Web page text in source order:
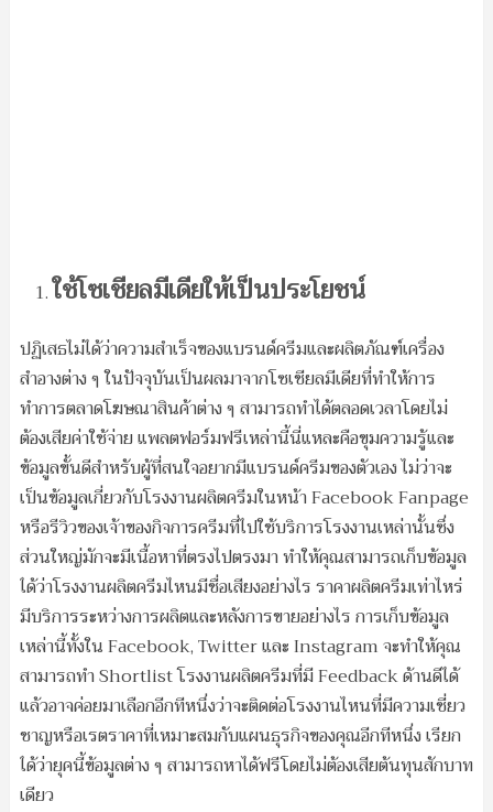
ใช้โซเชียลมีเดียให้เป็นประโยชน์
ปฏิเสธไม่ได้ว่าความสำเร็จของแบรนด์ครีมและผลิตภัณฑ์เครื่อง
สำอางต่าง ๆ ในปัจจุบันเป็นผลมาจากโซเชียลมีเดียที่ทำให้การ
ทำการตลาดโฆษณาสินค้าต่าง ๆ สามารถทำได้ตลอดเวลาโดยไม่
ต้องเสียค่าใช้จ่าย แพลตฟอร์มฟรีเหล่านี้นี่แหละคือขุมความรู้และ
ข้อมูลขั้นดีสำหรับผู้ที่สนใจอยากมีแบรนด์ครีมของตัวเอง ไม่ว่าจะ
เป็นข้อมูลเกี่ยวกับโรงงานผลิตครีมในหน้า Facebook Fanpage
หรือรีวิวของเจ้าของกิจการครีมที่ไปใช้บริการโรงงานเหล่านั้นซึ่ง
ส่วนใหญ่มักจะมีเนื้อหาที่ตรงไปตรงมา ทำให้คุณสามารถเก็บข้อมูล
ได้ว่าโรงงานผลิตครีมไหนมีชื่อเสียงอย่างไร ราคาผลิตครีมเท่าไหร่
มีบริการระหว่างการผลิตและหลังการขายอย่างไร การเก็บข้อมูล
เหล่านี้ทั้งใน Facebook, Twitter และ Instagram จะทำให้คุณ
สามารถทำ Shortlist โรงงานผลิตครีมที่มี Feedback ด้านดีได้
แล้วอาจค่อยมาเลือกอีกทีหนึ่งว่าจะติดต่อโรงงานไหนที่มีความเชี่ยว
ชาญหรือเรตราคาที่เหมาะสมกับแผนธุรกิจของคุณอีกทีหนึ่ง เรียก
ได้ว่ายุคนี้ข้อมูลต่าง ๆ สามารถหาได้ฟรีโดยไม่ต้องเสียต้นทุนสักบาท
เดียว